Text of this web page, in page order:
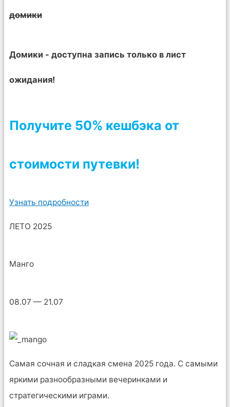
домики
Домики - доступна запись только в лист
ожидания!
Получите 50% кешбэка от
стоимости путевки!
Узнать подробности
ЛЕТО 2025
Манго
08.07 — 21.07
Самая сочная и сладкая смена 2025 года. С самыми
яркими разнообразными вечеринками и
стратегическими играми.